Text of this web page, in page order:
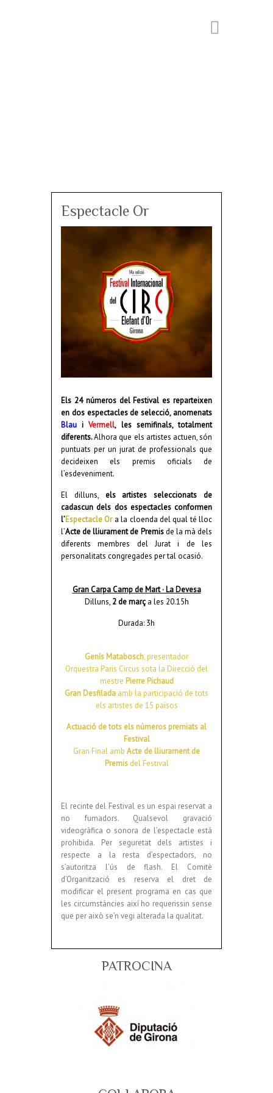
Espectacle Or
Els 24 números del Festival es reparteixen
en dos espectacles de selecció, anomenats
Blau iVermell, les semifinals, totalment
diferents.Alhora que els artistes actuen, són
puntuats per un jurat de professionals que
decideixen els premis oficials de
l’esdeveniment.
El dilluns,
els artistes seleccionats de
cadascun dels dos espectacles conformen
l’Espectacle Or a la cloenda del qual té lloc
l’Acte de lliurament de Premis de la mà dels
diferents membres del Jurat i de les
personalitats congregades per tal ocasió.
Gran Carpa Camp de Mart · La Devesa
Dilluns, 2de març a les 20.15h
Durada: 3h
Genís Matabosch, presentador
Orquestra Paris Circus sota la Direcció del
mestre Pierre Pichaud
Gran Desfilada amb la participació de tots
els artistes de 15 països
Actuació de tots els números premiats al
Festival
Gran Final amb Acte de lliurament de
Premis del Festival
El recinte del Festival es un espai reservat a
no fumadors. Qualsevol gravació
videogràfica o sonora de l’espectacle està
prohibida. Per seguretat dels artistes i
respecte a la resta d’espectadors, no
s’autoritza l’ús de flash. El Comitè
d’Organització es reserva el dret de
modificar el present programa en cas que
les circumstàncies així ho requerissin sense
que per això se’n vegi alterada la qualitat.
PATROCINA